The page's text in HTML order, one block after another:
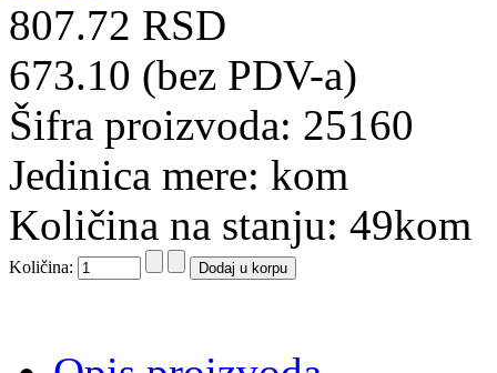
807.72 RSD
673.10 (bez PDV-a)
Šifra proizvoda: 25160
Jedinica mere: kom
Količina na stanju: 49kom
Količina: